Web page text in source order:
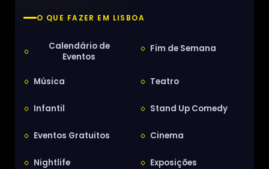
O QUE FAZER EM LISBOA
Calendário de
Eventos
Fim de Semana
Música Teatro
Infantil Stand Up Comedy
Eventos Gratuitos Cinema
Nightlife Exposições